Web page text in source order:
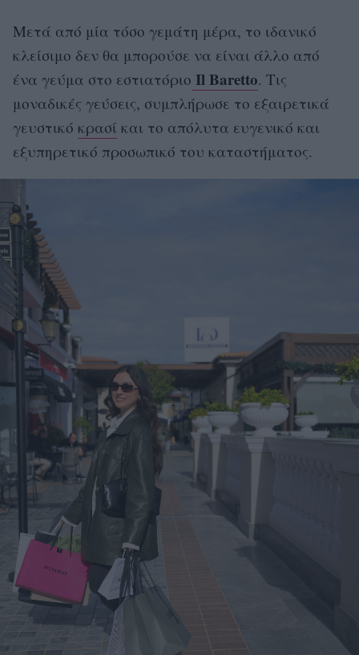
Μετά από μία τόσο γεμάτη μέρα, το ιδανικό
κλείσιμο δεν θα μπορούσε να είναι άλλο από
ένα γεύμα στο εστιατόριο Il Baretto. Τις
μοναδικές γεύσεις, συμπλήρωσε το εξαιρετικά
γευστικό κρασί και το απόλυτα ευγενικό και
εξυπηρετικό προσωπικό του καταστήματος.